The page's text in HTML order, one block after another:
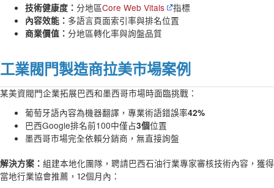
技術健康度：分地區Core Web Vitals 指標
內容效能： 多語言頁面索引率與排名位置
商業價值：分地區轉化率與詢盤品質
工業閥門製造商拉美市場案例
某美資閥門企業拓展巴西和墨西哥市場時面臨挑戰：
葡萄牙語內容為機器翻譯，專業術語錯誤率42%
巴西Google排名前100中僅占3個位置
墨西哥市場完全依賴分銷商，無直接詢盤
解決方案： 組建本地化團隊，聘請巴西石油行業專家審核技術內容，獲得
當地行業協會推薦，12個月內：